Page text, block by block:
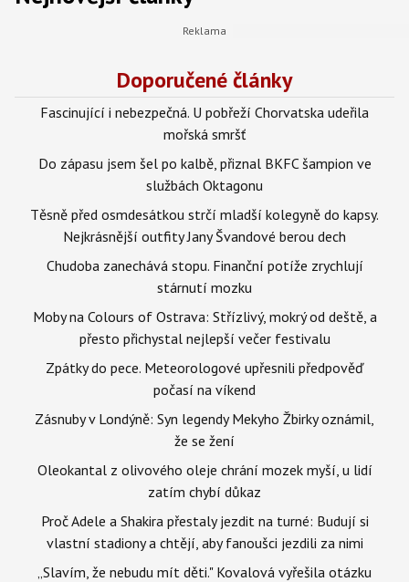
Doporučené články
Fascinující i nebezpečná. U pobřeží Chorvatska udeřila
mořská smršť
Do zápasu jsem šel po kalbě, přiznal BKFC šampion ve
službách Oktagonu
Těsně před osmdesátkou strčí mladší kolegyně do kapsy.
Nejkrásnější outfity Jany Švandové berou dech
Chudoba zanechává stopu. Finanční potíže zrychlují
stárnutí mozku
Moby na Colours of Ostrava: Střízlivý, mokrý od deště, a
přesto přichystal nejlepší večer festivalu
Zpátky do pece. Meteorologové upřesnili předpověď
počasí na víkend
Zásnuby v Londýně: Syn legendy Mekyho Žbirky oznámil,
že se žení
Oleokantal z olivového oleje chrání mozek myší, u lidí
zatím chybí důkaz
Proč Adele a Shakira přestaly jezdit na turné: Budují si
vlastní stadiony a chtějí, aby fanoušci jezdili za nimi
„Slavím, že nebudu mít děti." Kovalová vyřešila otázku